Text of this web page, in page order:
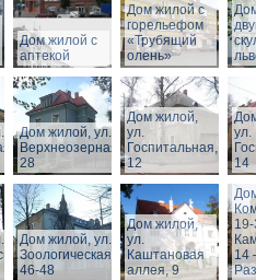
Дом жилой с
аптекой
Дом жилой с
горельефом
«Трубящий
олень»
Дом жилой, ул.
Верхнеозерная,
28
Дом жилой,
ул.
Госпитальная,
12
ул.
14
З.Дом жилой, ул.
Зоологическая,
46-48
Дом жилой,
ул.
Каштановая
аллея, 9
14